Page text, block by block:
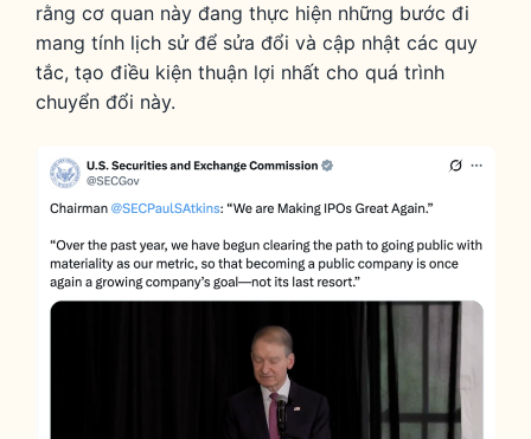
rằng cơ quan này đang thực hiện những bước đi
mang tính lịch sử để sửa đổi và cập nhật các quy
tắc, tạo điều kiện thuận lợi nhất cho quá trình
chuyển đổi này.